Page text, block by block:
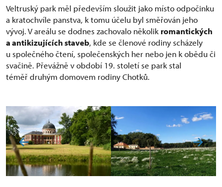
Veltruský park měl především sloužit jako místo odpočinku
a kratochvíle panstva, k tomu účelu byl směřován jeho
vývoj. V areálu se dodnes zachovalo několik romantických
a antikizujících staveb, kde se členové rodiny scházely
u společného čtení, společenských her nebo jen k obědu či
svačině. Převážně v období 19. století se park stal
téměř druhým domovem rodiny Chotků.